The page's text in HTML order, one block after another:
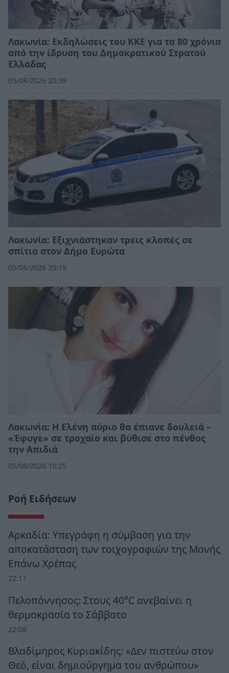
Λακωνία: Εκδηλώσεις του ΚΚΕ για τα 80 χρόνια
από την ίδρυση του Δημοκρατικού Στρατού
Ελλάδας
05/08/2026 20:39
Λακωνία: Εξιχνιάστηκαν τρεις κλοπές σε
σπίτια στον Δήμο Ευρώτα
05/08/2026 20:19
Λακωνία: Η Ελένη αύριο θα έπιανε δουλειά –
«Έφυγε» σε τροχαίο και βύθισε στο πένθος
την Απιδιά
05/08/2026 10:25
Ροή Ειδήσεων
Αρκαδία: Υπεγράφη η σύμβαση για την
αποκατάσταση των τοιχογραφιών της Μονής
Επάνω Χρέπας
22:17
Πελοπόννησος: Στους 40°C ανεβαίνει η
θερμοκρασία το Σάββατο
22:06
Βλαδίμηρος Κυριακίδης: «Δεν πιστεύω στον
Θεό, είναι δημιούργημα του ανθρώπου»